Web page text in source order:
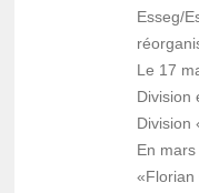
Esseg/
Le 17
Division
Division
En
«Florian